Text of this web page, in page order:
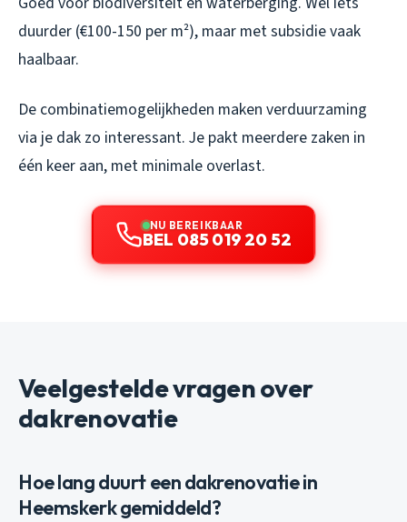
duurder (€100-150 per m²), maar met subsidie vaak
haalbaar.
De combinatiemogelijkheden maken verduurzaming
via je dak zo interessant. Je pakt meerdere zaken in
één keer aan, met minimale overlast.
NU BEREIKBAAR
BEL 085 019 20 52
Veelgestelde vragen over
dakrenovatie
Hoe lang duurt een dakrenovatie in
Heemskerk gemiddeld?